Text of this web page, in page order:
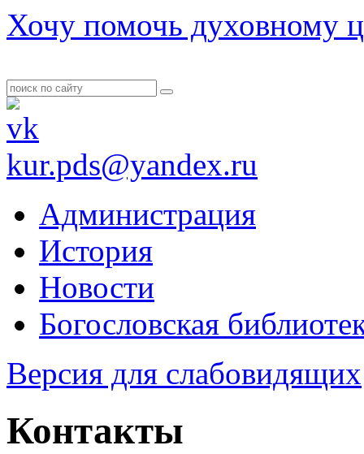
Хочу помочь духовному
kur.pds@yandex.ru
Администрация
История
Новости
Богословская
Версия для слабовидящих
Контакты